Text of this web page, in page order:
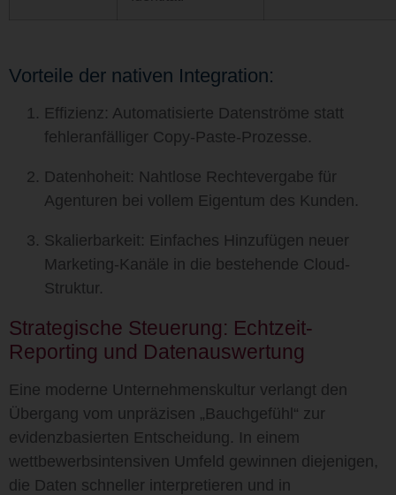
Vorteile der nativen Integration:
Effizienz: Automatisierte Datenströme statt
fehleranfälliger Copy-Paste-Prozesse.
Datenhoheit: Nahtlose Rechtevergabe für
Agenturen bei vollem Eigentum des Kunden.
Skalierbarkeit: Einfaches Hinzufügen neuer
Marketing-Kanäle in die bestehende Cloud-
Struktur.
Strategische Steuerung: Echtzeit-
Reporting und Datenauswertung
Eine moderne Unternehmenskultur verlangt den
Übergang vom unpräzisen „Bauchgefühl“ zur
evidenzbasierten Entscheidung. In einem
wettbewerbsintensiven Umfeld gewinnen diejenigen,
die Daten schneller interpretieren und in